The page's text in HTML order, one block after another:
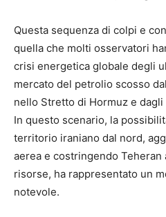
Questa sequenza di colpi e
quella che molti osservatori
crisi energetica globale degli
mercato del petrolio scosso
nello Stretto di Hormuz e
In questo scenario, la
territorio iraniano dal nord,
aerea e costringendo
risorse, ha rappresentato un
notevole.